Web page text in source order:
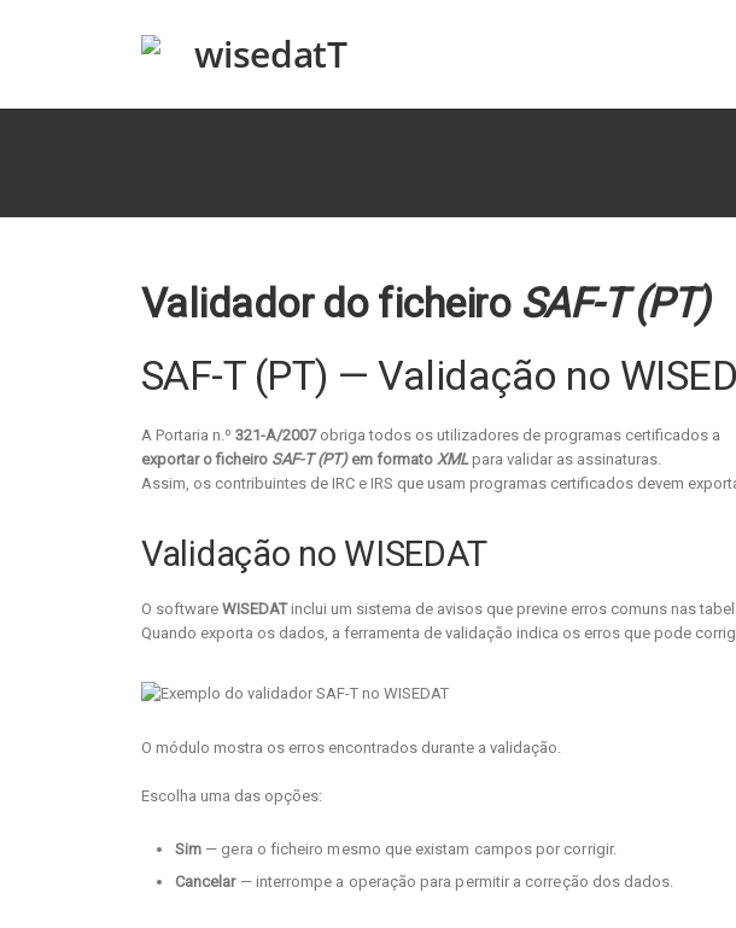
Validador do ficheiro SAF-T (PT)
SAF-T (PT) — Validação no
A Portaria n.º 321-A/2007obriga todos os utilizadores de programas certificados a
exportar o ficheiro SAF-T (PT)em formato XMLpara validar as assinaturas.
Assim, os contribuintes de IRC e IRS que usam programas certificados devem
Validação no WISEDAT
O software WISEDATinclui um sistema de avisos que previne erros comuns nas
Quando exporta os dados, a ferramenta de validação indica os erros que pode
O módulo mostra os erros encontrados durante a validação.
Escolha uma das opções:
Sim — gera o ficheiro mesmo que existam campos por corrigir.
Cancelar— interrompe a operação para permitir a correção dos dados.